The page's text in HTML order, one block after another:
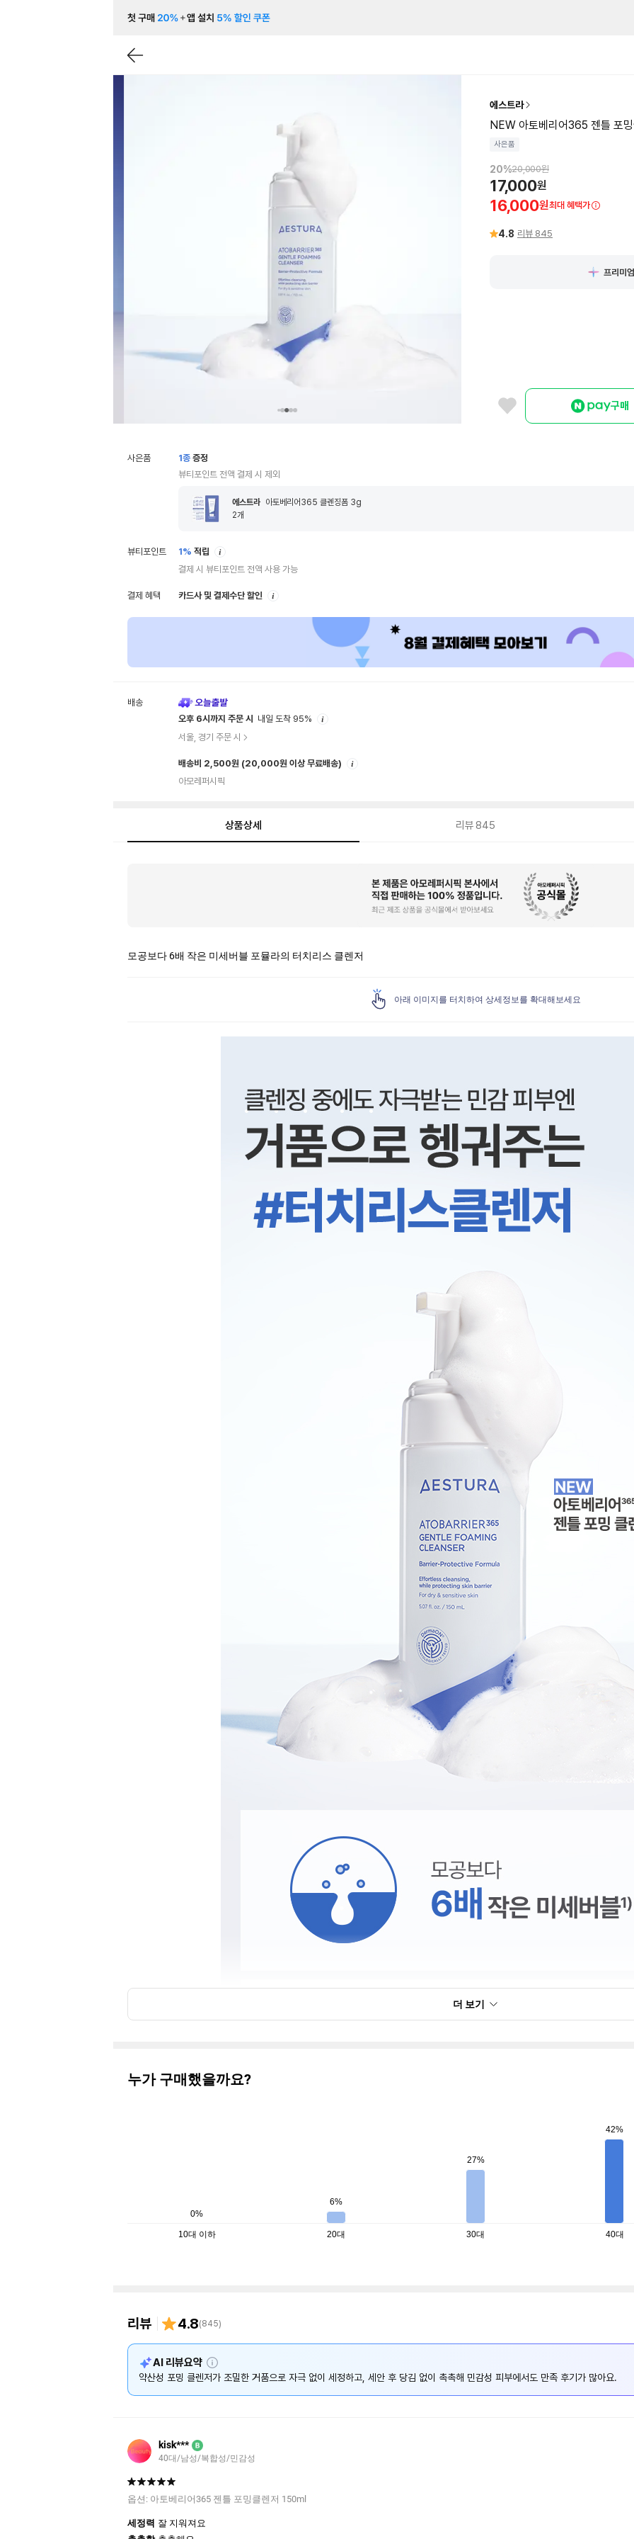
에스트라
NEW 아토베리어365 젠틀 포
사은품
20%20,000원
17,000원
16,000원최대 혜택가
4.8 리뷰 845
프리미
구매
사은품 1종 증정
뷰티포인트 전액 결제 시 제외
에스트라 아토베리어365 클렌징폼 3g
2개
뷰티포인트 1% 적립
결제 시 뷰티포인트 전액 사용 가능
결제 혜택 카드사 및 결제수단 할인
배송
오후 6시까지 주문 시
내일 도착 95%
서울, 경기 주문 시
배송비 2,500원 (20,000원 이상 무료배송)
아모레퍼시픽
상품상세 리뷰 845
모공보다 6배 작은 미세버블 포뮬라의 터치리스 클렌저
아래 이미지를 터치하여 상세정보를 확대해보세요
더 보기
누가 구매했을까요?
0%
6%
27%
42%
10대 이하 20대 30대 40대
리뷰 4.8(845)
AI 리뷰요약 설
명
약산성 포밍 클렌저가 조밀한 거품으로 자극 없이 세정하고, 세안 후 당김 없이 촉촉해 민감성 피부에서도 만족 후기가 많아요.
kisk*** B
40대/남성/복합성/민감성
옵션: 아토베리어365 젠틀 포밍클렌저 150ml
세정력 잘 지워져요